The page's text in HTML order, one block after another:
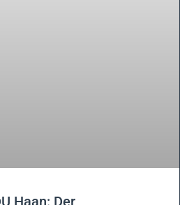
Haan: Der